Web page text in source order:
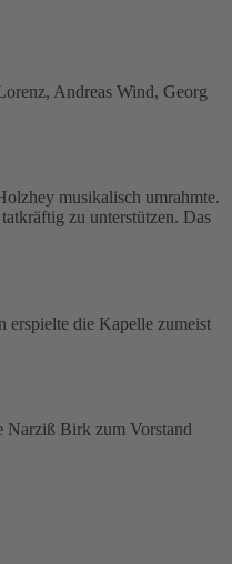
Andreas Wind, Georg
musikalisch umrahmte.
zu unterstützen. Das
erspielte die Kapelle zumeist
Narziß Birk zum Vorstand